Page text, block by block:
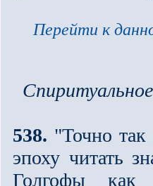
Перейти к
538. "Точно
эпоху читать
Голгофы как